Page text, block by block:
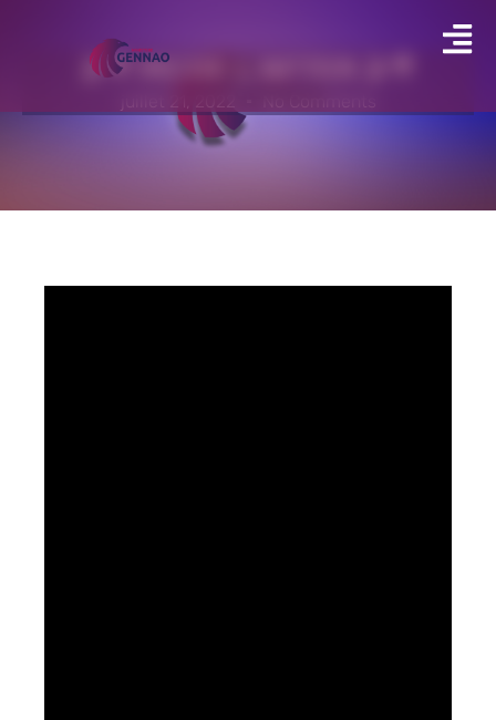
🎬🎥 𝗠𝗖𝗢𝗘 𝗟’𝗔𝗙𝗧𝗘𝗥 🎬🎥